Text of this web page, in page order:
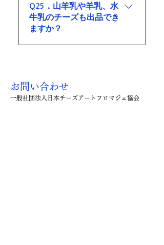
として、リコッタおよびブラウ
ンチーズが設定されています。
Q25．山羊乳や羊乳、水
牛乳のチーズも出品でき
ますか？
お問い合わせ
一般社団法人日本チーズアートフロマジェ協会